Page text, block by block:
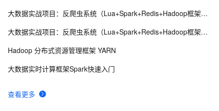
10什么是 Hadoop 集群？
查看更多
大数据实战项目：反爬虫系统（Lua+Spark+Redis+Hadoop框架搭建）第四阶段
大数据实战项目：反爬虫系统（Lua+Spark+Redis+Hadoop框架搭建）第五阶段
Hadoop 分布式资源管理框架 YARN
大数据实时计算框架Spark快速入门